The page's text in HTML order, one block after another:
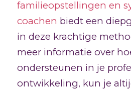
familieopstellingen en
coachen biedt een
in deze krachtige
meer informatie over
ondersteunen in je
ontwikkeling, kun je